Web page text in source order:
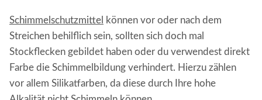
Schimmelschutzmittel können vor oder nach dem
Streichen behilflich sein, sollten sich doch mal
Stockflecken gebildet haben oder du verwendest direkt
Farbe die Schimmelbildung verhindert. Hierzu zählen
vor allem Silikatfarben, da diese durch Ihre hohe